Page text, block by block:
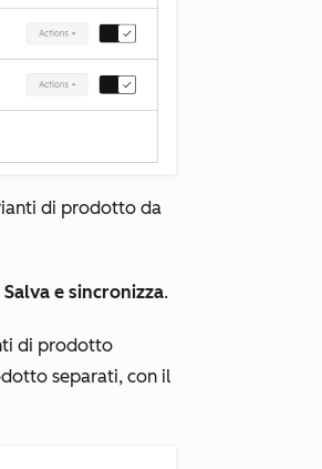
di prodotto da
Salva e sincronizza.
di prodotto
separati, con il